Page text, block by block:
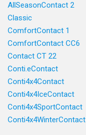
AllSeasonContact 2
Classic
ComfortContact 1
ComfortContact CC6
Contact CT 22
Conti.eContact
Conti4x4Contact
Conti4x4IceContact
Conti4x4SportContact
Conti4x4WinterContact